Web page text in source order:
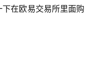
在欧易交易所里面购